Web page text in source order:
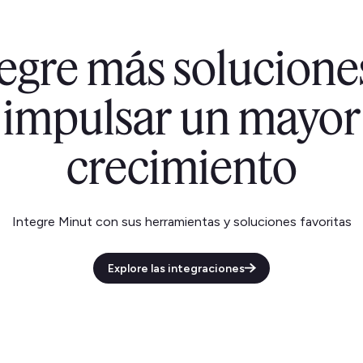
más
impulsar un mayor
crecimiento
Integre Minut con sus herramientas y soluciones favoritas
Explore las integraciones